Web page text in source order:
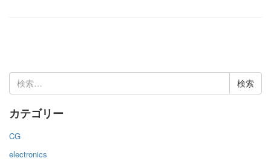
検
索:
カテゴリー
CG
electronics